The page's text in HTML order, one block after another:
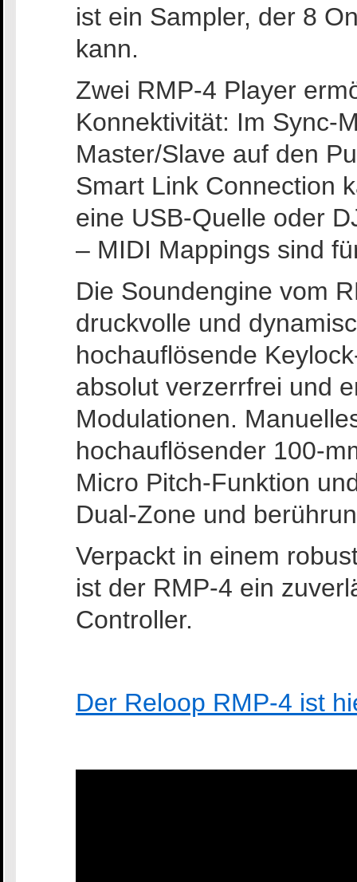
ist ein Sampler, der 8
kann.
Zwei RMP-4 Player
Konnektivität: Im Sync-
Master/Slave auf den
Smart Link Connection
eine USB-Quelle oder
– MIDI Mappings sind
Die Soundengine vom
druckvolle und
hochauflösende
absolut verzerrfrei und
Modulationen.
hochauflösender 100-
Micro Pitch-Funktion
Dual-Zone und
Verpackt in einem
ist der RMP-4 ein
Controller.
Der Reloop RMP-4 ist